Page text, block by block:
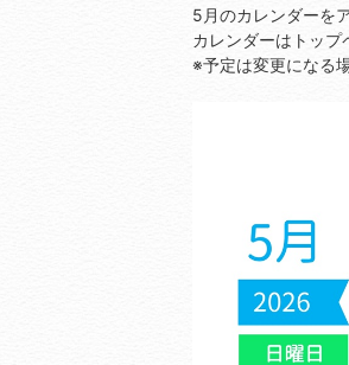
5月のカレンダーを
カレンダーはトップ
※予定は変更になる